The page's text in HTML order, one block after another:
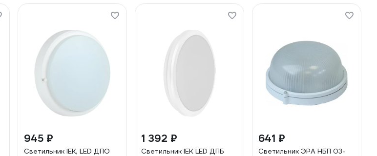
945 ₽
Светильник IEK, LED ДПО
1 392 ₽
Светильник IEK LED ДПБ
641 ₽
Светильник ЭРА НБП 03-